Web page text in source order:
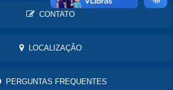
CONTATO
LOCALIZAÇÃO
PERGUNTAS FREQUENTES